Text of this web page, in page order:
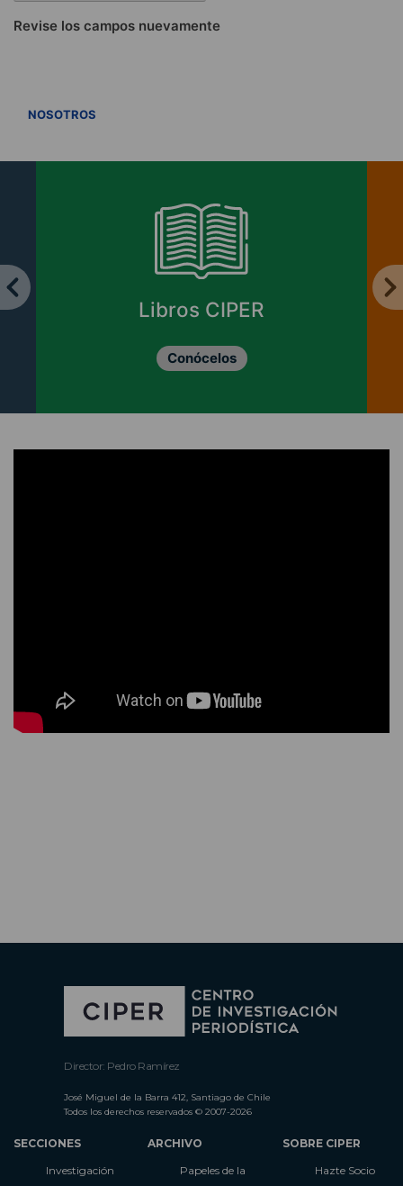
Revise los campos nuevamente
NOSOTROS
Libros CIPER
Conócelos
Director: Pedro Ramírez
José Miguel de la Barra 412, Santiago de Chile
Todos los derechos reservados © 2007-2026
SECCIONES
Investigación
ARCHIVO
Papeles de la
SOBRE CIPER
Hazte Socio